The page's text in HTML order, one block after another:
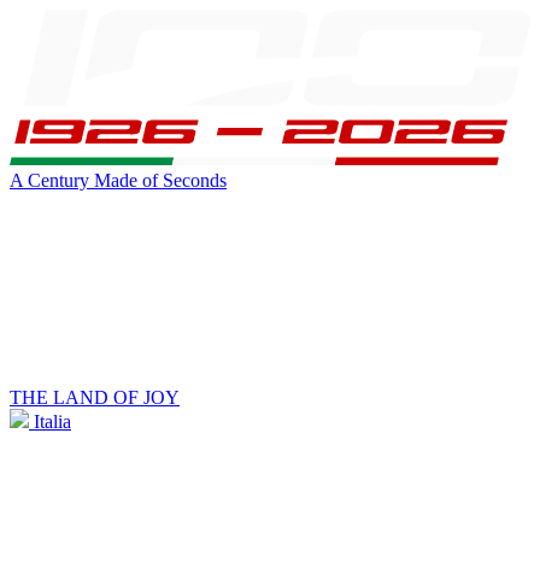
A Century Made of Seconds
THE LAND OF JOY
Italia